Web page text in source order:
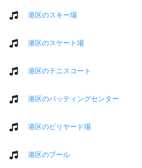
港区のスキー場
港区のスケート場
港区のテニスコート
港区のバッティングセンター
港区のビリヤード場
港区のプール